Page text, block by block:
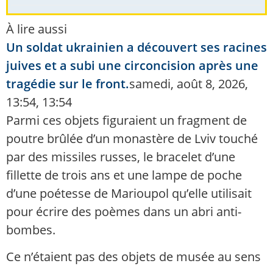
À lire aussi
Un soldat ukrainien a découvert ses racines
juives et a subi une circoncision après une
tragédie sur le front.samedi, août 8, 2026,
13:54, 13:54
Parmi ces objets figuraient un fragment de
poutre brûlée d’un monastère de Lviv touché
par des missiles russes, le bracelet d’une
fillette de trois ans et une lampe de poche
d’une poétesse de Marioupol qu’elle utilisait
pour écrire des poèmes dans un abri anti-
bombes.
Ce n’étaient pas des objets de musée au sens